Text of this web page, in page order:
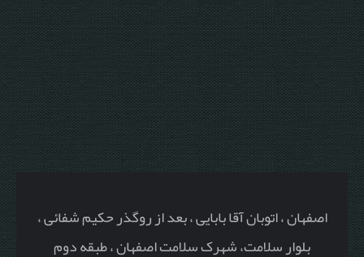
اصفهان ، اتوبان آقا بابایی ، بعد از روگذر حکیم شفائی ،
بلوار سلامت، شهرک سلامت اصفهان ، طبقه دوم